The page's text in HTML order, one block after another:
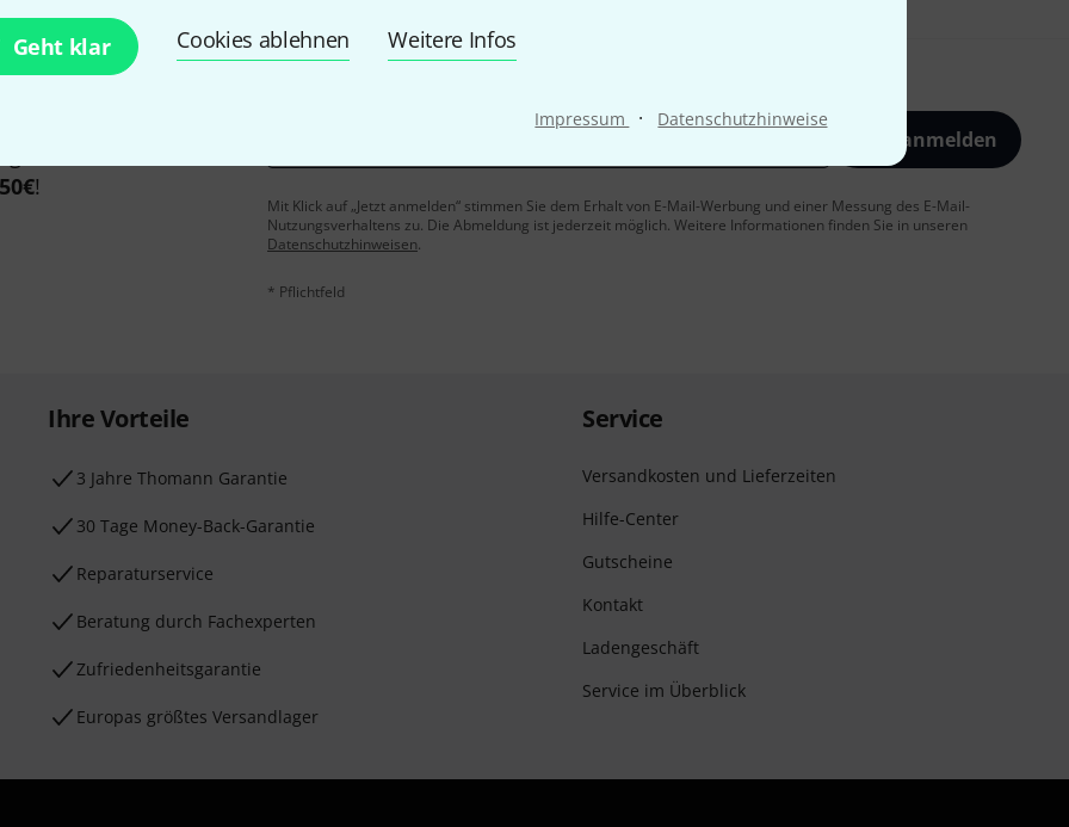
Geht klar Cookies ablehnen Weitere Infos
Impressum · Datenschutzhinweise
mit etwas Glück
50€!
Jetzt anmelden
Mit Klick auf „Jetzt anmelden“ stimmen Sie dem Erhalt von E-Mail-Werbung und einer Messung des E-Mail-
Nutzungsverhaltens zu. Die Abmeldung ist jederzeit möglich. Weitere Informationen finden Sie in unseren
Datenschutzhinweisen.
* Pflichtfeld
Ihre Vorteile
3 Jahre Thomann Garantie
30 Tage Money-Back-Garantie
Reparaturservice
Beratung durch Fachexperten
Zufriedenheitsgarantie
Europas größtes Versandlager
Service
Versandkosten und Lieferzeiten
Hilfe-Center
Gutscheine
Kontakt
Ladengeschäft
Service im Überblick